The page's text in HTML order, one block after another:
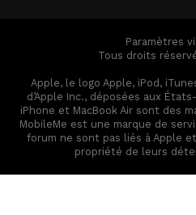
Paramètres
Tous droits
Apple, le logo Apple, iPod,
d’Apple Inc., déposées aux
iPhone et MacBook Air sont des
MobileMe est une marque de
forum ne sont pas liés à Apple
propriété de leurs